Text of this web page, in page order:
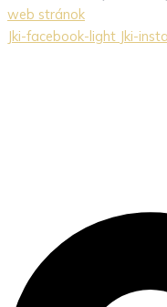
web stránok
Jki-facebook-light Jki-